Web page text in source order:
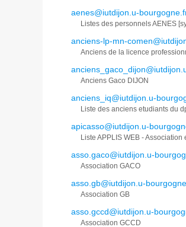
aenes@iutdijon.u-
Listes des personnels AENES
anciens-lp-mn-
Anciens de la licence
Anciens Gaco DIJON
anciens_iq@iutdijon.u-
Liste des anciens etudiants du
apicasso@iutdijon.u-
Liste APPLIS WEB - Association
asso.gaco@iutdijon.u-
Association GACO
asso.gb@iutdijon.u-
Association GB
asso.gccd@iutdijon.u-
Association GCCD